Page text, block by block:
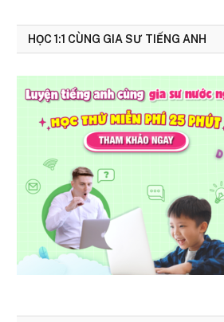
HỌC 1:1 CÙNG GIA SƯ TIẾNG ANH